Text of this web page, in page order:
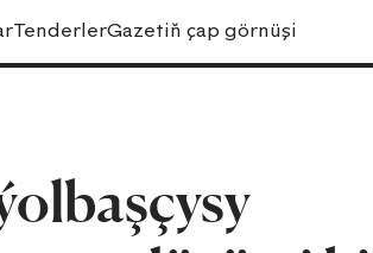
TenderlerGazetiň çap görnüşi